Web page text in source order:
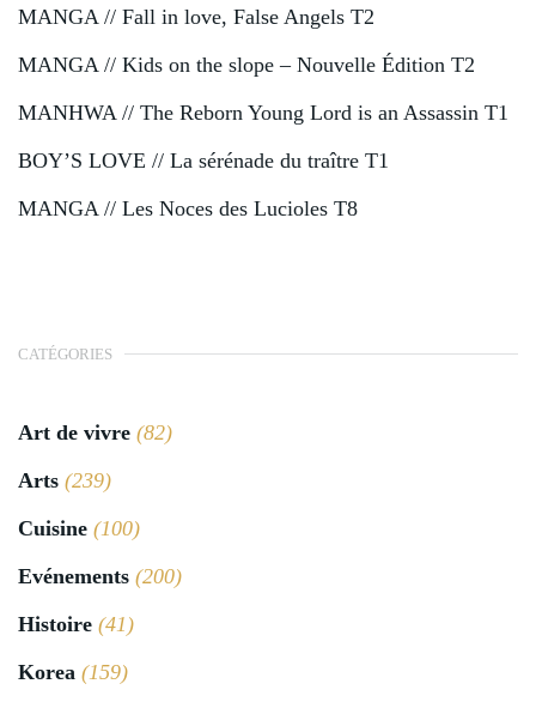
MANGA // Fall in love, False Angels T2
MANGA // Kids on the slope – Nouvelle Édition T2
MANHWA // The Reborn Young Lord is an Assassin T1
BOY’S LOVE // La sérénade du traître T1
MANGA // Les Noces des Lucioles T8
CATÉGORIES
Art de vivre (82)
Arts (239)
Cuisine (100)
Evénements (200)
Histoire (41)
Korea (159)